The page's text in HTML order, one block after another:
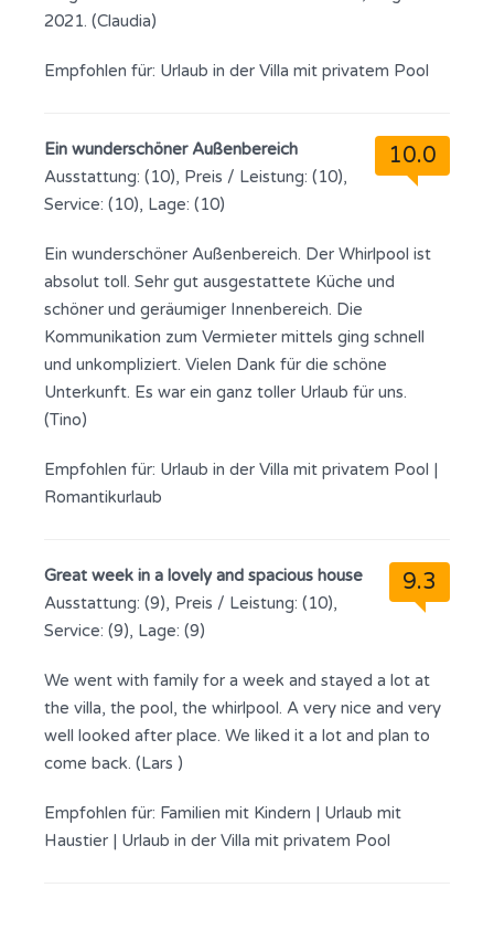
2021. (Claudia)
Empfohlen für: Urlaub in der Villa mit privatem Pool
10.0
Ein wunderschöner Außenbereich
Ausstattung: (10), Preis / Leistung: (10),
Service: (10), Lage: (10)
Ein wunderschöner Außenbereich. Der Whirlpool ist
absolut toll. Sehr gut ausgestattete Küche und
schöner und geräumiger Innenbereich. Die
Kommunikation zum Vermieter mittels ging schnell
und unkompliziert. Vielen Dank für die schöne
Unterkunft. Es war ein ganz toller Urlaub für uns.
(Tino)
Empfohlen für: Urlaub in der Villa mit privatem Pool |
Romantikurlaub
9.3
Great week in a lovely and spacious house
Ausstattung: (9), Preis / Leistung: (10),
Service: (9), Lage: (9)
We went with family for a week and stayed a lot at
the villa, the pool, the whirlpool. A very nice and very
well looked after place. We liked it a lot and plan to
come back. (Lars )
Empfohlen für: Familien mit Kindern | Urlaub mit
Haustier | Urlaub in der Villa mit privatem Pool